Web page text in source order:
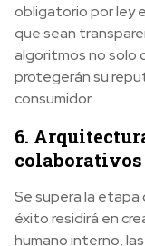
obligatorio por ley
que sean
algoritmos no solo
protegerán su
consumidor.
6.
colaborativos
Se supera la etapa
éxito residirá en
humano interno,